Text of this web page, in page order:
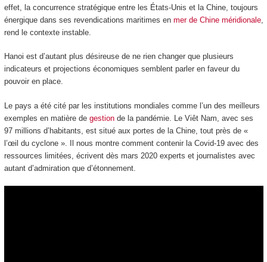
effet, la concurrence stratégique entre les États-Unis et la Chine, toujours
énergique dans ses revendications maritimes en mer de Chine méridionale,
rend le contexte instable.
Hanoi est d’autant plus désireuse de ne rien changer que plusieurs
indicateurs et projections économiques semblent parler en faveur du
pouvoir en place.
Le pays a été cité par les institutions mondiales comme l’un des meilleurs
exemples en matière de gestionde la pandémie. Le Viêt Nam, avec ses
97 millions d’habitants, est situé aux portes de la Chine, tout près de «
l’œil du cyclone ». Il nous montre comment contenir la Covid-19 avec des
ressources limitées, écrivent dès mars 2020 experts et journalistes avec
autant d’admiration que d’étonnement.